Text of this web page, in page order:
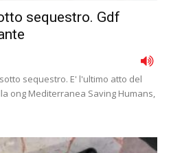
sequestro. Gdf
sequestro. E' l'ultimo atto del
ong Mediterranea Saving Humans,